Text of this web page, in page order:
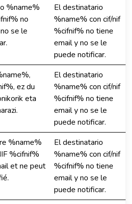
%name%
no
se le
El destinatario
%name% con cif/nif
%cifnif% no tiene
email y no se le
puede notificar.
ez du
eta
El destinatario
%name% con cif/nif
%cifnif% no tiene
email y no se le
puede notificar.
%name%
%cifnif%
et ne peut
El destinatario
%name% con cif/nif
%cifnif% no tiene
email y no se le
puede notificar.